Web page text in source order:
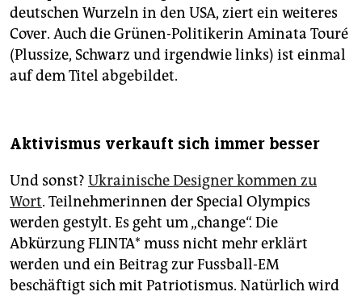
deutschen Wurzeln in den USA, ziert ein weiteres
Cover. Auch die Grünen-Politikerin Aminata Touré
(Plussize, Schwarz und irgendwie links) ist einmal
auf dem Titel abgebildet.
Aktivismus verkauft sich immer besser
Und sonst? Ukrainische Designer kommen zu
Wort. Teilnehmerinnen der Special Olympics
werden gestylt. Es geht um „change“. Die
Abkürzung FLINTA* muss nicht mehr erklärt
werden und ein Beitrag zur Fussball-EM
beschäftigt sich mit Patriotismus. Natürlich wird